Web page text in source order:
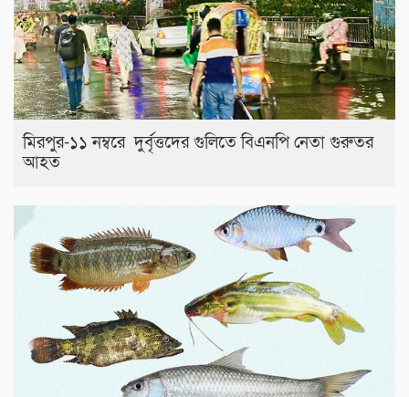
মিরপুর-১১ নম্বরে দুর্বৃত্তদের গুলিতে বিএনপি নেতা গুরুতর
আহত